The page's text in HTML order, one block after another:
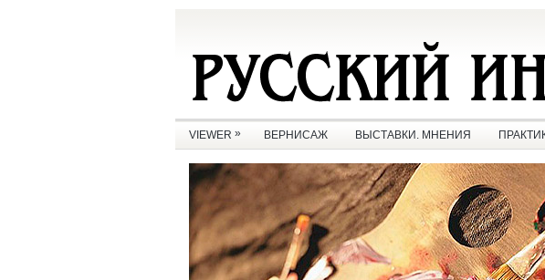
VIEWER » ВЕРНИСАЖ ВЫСТАВКИ. МНЕНИЯ